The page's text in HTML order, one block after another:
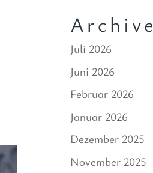
Archive
Juli 2026
Juni 2026
Februar 2026
Januar 2026
Dezember 2025
November 2025